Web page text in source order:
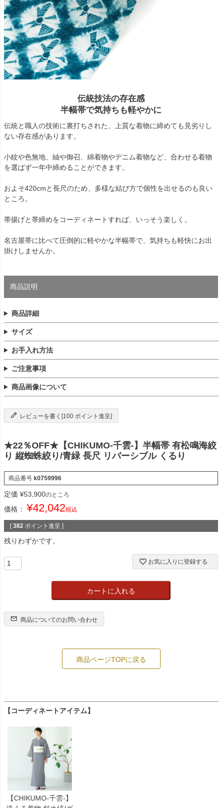
伝統技法の存在感
半幅帯で気持ちも軽やかに
伝統と職人の技術に裏打ちされた、上質な着物に締めても見劣りし
ない存在感があります。
小紋や色無地、紬や御召、綿着物やデニム着物など、合わせる着物
を選ばず一年中締めることができます。
およそ420cmと長尺のため、多様な結び方で個性を出せるのも良い
ところ。
帯揚げと帯締めをコーディネートすれば、いっそう楽しく。
名古屋帯に比べて圧倒的に軽やかな半幅帯で、気持ちも軽快にお出
掛けしませんか。
商品説明
商品詳細
サイズ
お手入れ方法
ご注意事項
商品画像について
レビューを書く[100 ポイント進呈]
★22％OFF★【CHIKUMO-千雲-】半幅帯 有松鳴海絞
り 縦蜘蛛絞り/青緑 長尺 リバーシブル くるり
商品番号 k0759996
定価 ¥53,900のところ
価格： ¥42,042税込
[ 382 ポイント進呈 ]
残りわずかです。
お気に入りに登録する
カートに入れる
商品についてのお問い合わせ
商品ページTOPに戻る
【コーディネートアイテム】
【CHIKUMO-千雲-】